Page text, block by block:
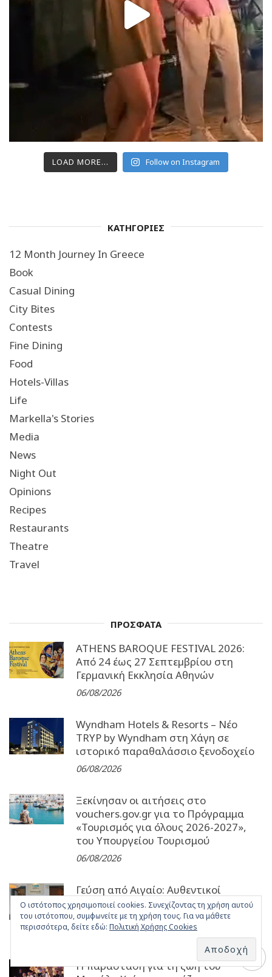
LOAD MORE... Follow on Instagram
ΚΑΤΗΓΟΡΙΕΣ
12 Month Journey In Greece
Book
Casual Dining
City Bites
Contests
Fine Dining
Food
Hotels-Villas
Life
Markella's Stories
Media
News
Night Out
Opinions
Recipes
Restaurants
Theatre
Travel
ΠΡΟΣΦΑΤΑ
ATHENS BAROQUE FESTIVAL 2026:
Από 24 έως 27 Σεπτεµβρίου στη
Γερµανική Εκκλησία Αθηνών
06/08/2026
Wyndham Hotels & Resorts – Νέο
TRYP by Wyndham στη Χάγη σε
ιστορικό παραθαλάσσιο ξενοδοχείο
06/08/2026
Ξεκίνησαν οι αιτήσεις στο
vouchers.gov.gr για το Πρόγραμμα
«Τουρισμός για όλους 2026-2027»,
του Υπουργείου Τουρισμού
06/08/2026
Γεύση από Αιγαίο: Αυθεντικοί
θαλασσινοί μεζέδες στο Barbounaki
της Μυκόνου
06/08/2026
Η παράσταση για τη ζωή του
Ο ιστότοπος χρησιμοποιεί cookies. Συνεχίζοντας τη χρήση αυτού
του ιστότοπου, συμφωνείτε με τη χρήση τους. Για να μάθετε
περισσότερα, δείτε εδώ: Πολιτική Χρήσης Cookies